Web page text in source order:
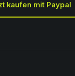
kaufen mit Paypal